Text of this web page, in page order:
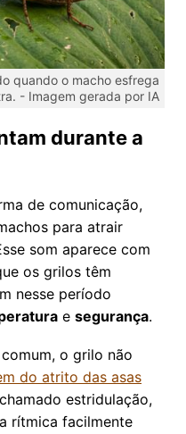
quando o macho esfrega
- Imagem gerada por IA
durante a
de comunicação,
para atrair
som aparece com
os grilos têm
nesse período
e segurança.
o grilo não
do atrito das asas
estridulação,
rítmica facilmente